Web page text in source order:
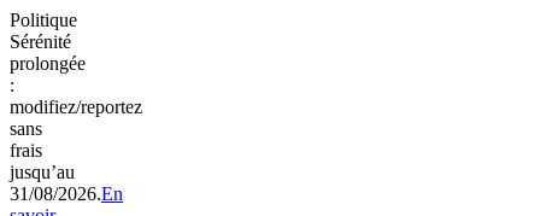
Politique
Sérénité
prolongée
:
modifiez/reportez
sans
frais
jusqu’au
31/08/2026.En